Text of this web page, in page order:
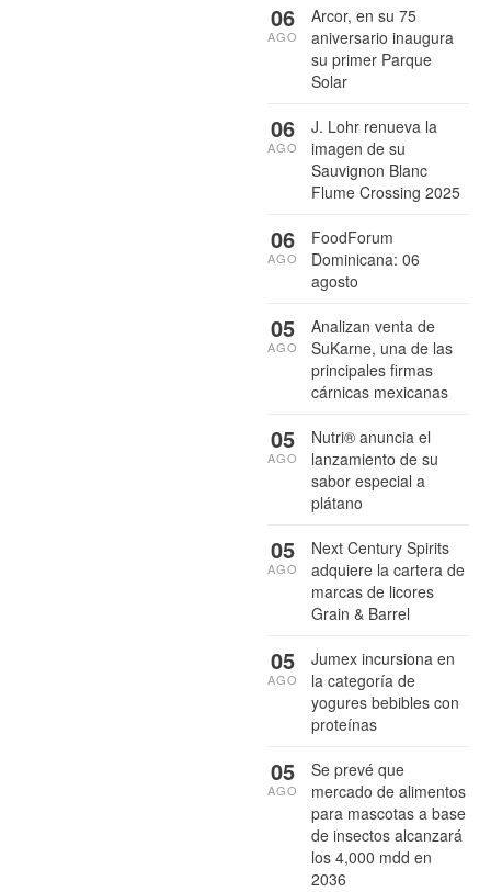
Arcor, en su 75
aniversario inaugura
su primer Parque
Solar
06
AGO
J. Lohr renueva la
imagen de su
Sauvignon Blanc
Flume Crossing 2025
06
AGO
FoodForum
Dominicana: 06
agosto
06
AGO
Analizan venta de
SuKarne, una de las
principales firmas
cárnicas mexicanas
05
AGO
Nutri® anuncia el
lanzamiento de su
sabor especial a
plátano
05
AGO
Next Century Spirits
adquiere la cartera de
marcas de licores
Grain & Barrel
05
AGO
Jumex incursiona en
la categoría de
yogures bebibles con
proteínas
05
AGO
Se prevé que
mercado de alimentos
para mascotas a base
de insectos alcanzará
los 4,000 mdd en
2036
05
AGO